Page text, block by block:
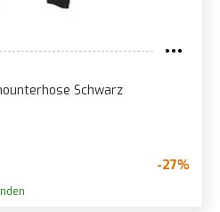
Schwarz
-27%